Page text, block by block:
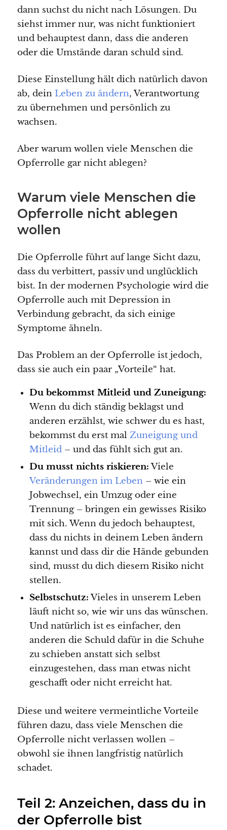
dann suchst du nicht nach Lösungen. Du
siehst immer nur, was nicht funktioniert
und behauptest dann, dass die anderen
oder die Umstände daran schuld sind.
Diese Einstellung hält dich natürlich davon
ab, dein Leben zu ändern, Verantwortung
zu übernehmen und persönlich zu
wachsen.
Aber warum wollen viele Menschen die
Opferrolle gar nicht ablegen?
Warum viele Menschen die
Opferrolle nicht ablegen
wollen
Die Opferrolle führt auf lange Sicht dazu,
dass du verbittert, passiv und unglücklich
bist. In der modernen Psychologie wird die
Opferrolle auch mit Depression in
Verbindung gebracht, da sich einige
Symptome ähneln.
Das Problem an der Opferrolle ist jedoch,
dass sie auch ein paar „Vorteile“ hat.
Du bekommst Mitleid und Zuneigung:
Wenn du dich ständig beklagst und
anderen erzählst, wie schwer du es hast,
bekommst du erst mal Zuneigung und
Mitleid– und das fühlt sich gut an.
Du musst nichts riskieren:Viele
Veränderungen im Leben– wie ein
Jobwechsel, ein Umzug oder eine
Trennung – bringen ein gewisses Risiko
mit sich. Wenn du jedoch behauptest,
dass du nichts in deinem Leben ändern
kannst und dass dir die Hände gebunden
sind, musst du dich diesem Risiko nicht
stellen.
Selbstschutz:Vieles in unserem Leben
läuft nicht so, wie wir uns das wünschen.
Und natürlich ist es einfacher, den
anderen die Schuld dafür in die Schuhe
zu schieben anstatt sich selbst
einzugestehen, dass man etwas nicht
geschafft oder nicht erreicht hat.
Diese und weitere vermeintliche Vorteile
führen dazu, dass viele Menschen die
Opferrolle nicht verlassen wollen –
obwohl sie ihnen langfristig natürlich
schadet.
Teil 2: Anzeichen, dass du in
der Opferrolle bist